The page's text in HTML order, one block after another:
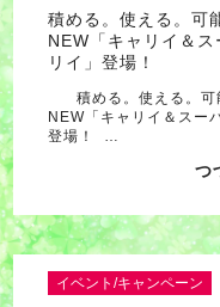
積める。使える。可
NEW「キャリイ＆ス
リイ」登場！
積める。使える。可
NEW「キャリイ＆スー
登場！ …
つ
イベント/キャンペーン